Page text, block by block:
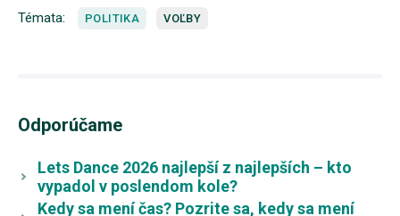
Témata: POLITIKA VOĽBY
Odporúčame
Lets Dance 2026 najlepší z najlepších – kto
vypadol v poslendom kole?
Kedy sa mení čas? Pozrite sa, kedy sa mení